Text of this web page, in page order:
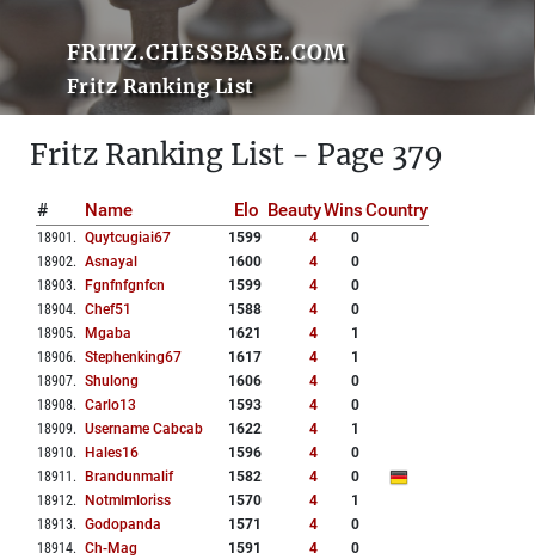
FRITZ.CHESSBASE.COM
Fritz Ranking List
Fritz Ranking List - Page 379
# Name Elo BeautyWinsCountry
18901 . Quytcugiai67 1599 4
0
18902. Asnayal 1600 4
0
18903. Fgnfnfgnfcn 1599 4
0
18904. Chef51 1588 4
0
18905. Mgaba 1621 4
1
18906. Stephenking67 1617 4
1
18907. Shulong 1606 4
0
18908. Carlo13 1593 4
0
18909. Username Cabcab 1622 4
1
18910. Hales16 1596 4
0
18911 . Brandunmalif 1582 4
0
18912. Notmlmloriss 1570 4
1
18913. Godopanda 1571 4
0
18914. Ch-Mag 1591 4
0